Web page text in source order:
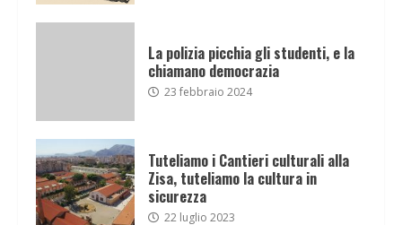
La polizia picchia gli studenti, e la
chiamano democrazia
23 febbraio 2024
Tuteliamo i Cantieri culturali alla
Zisa, tuteliamo la cultura in
sicurezza
22 luglio 2023